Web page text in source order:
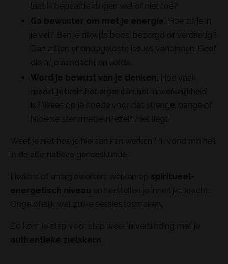
laat ik bepaalde dingen wel of niet toe?
Ga bewuster om met je energie. Hoe zit je in
je vel? Ben je dikwijls boos, bezorgd of verdrietig?
Dan zitten er onopgeloste issues vanbinnen. Geef
die al je aandacht en liefde.
Word je bewust van je denken. Hoe vaak
maakt je brein het erger dan het in werkelijkheid
is? Wees op je hoede voor dat strenge, bange of
jaloerse stemmetje in jezelf. Het liegt!
Weet je niet hoe je hieraan kan werken? Ik vond m’n heil
in de alternatieve geneeskunde.
Healers of energiewerkers werken op spiritueel-
energetisch niveau en herstellen je innerlijke kracht.
Ongelofelijk wat zulke sessies losmaken.
Zo kom je stap voor stap weer in verbinding met je
authentieke zielskern.